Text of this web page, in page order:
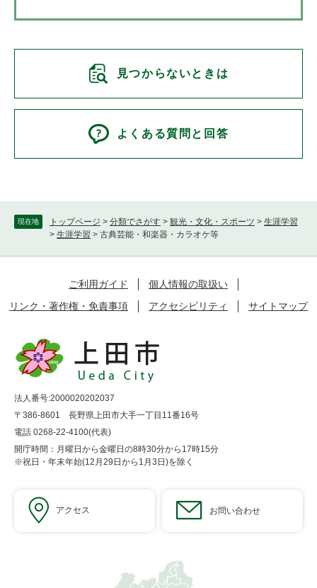
現在地 トップページ > 分類でさがす > 観光・文化・スポーツ > 生涯学習
> 生涯学習 > 古典芸能・和楽器・カラオケ等
見つからないときは
よくある質問と回答
ご利用ガイド
個人情報の取扱い
リンク・著作権・免責事項
アクセシビリティ サイトマップ
法人番号:2000020202037
〒386-8601 長野県上田市大手一丁目11番16号
電話 0268-22-4100(代表)
開庁時間：月曜日から金曜日の8時30分から17時15分
※祝日・年末年始(12月29日から1月3日)を除く
アクセス お問い合わせ